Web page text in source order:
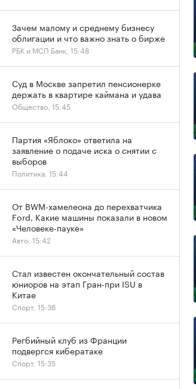
Зачем малому и среднему бизнесу
облигации и что важно знать о бирже
РБК и МСП Банк, 15:48
Суд в Москве запретил пенсионерке
держать в квартире каймана и удава
Общество, 15:45
Партия «Яблоко» ответила на
заявление о подаче иска о снятии с
выборов
Политика, 15:44
От BWM-хамелеона до перехватчика
Ford. Какие машины показали в новом
«Человеке-пауке»
Авто, 15:42
Стал известен окончательный состав
юниоров на этап Гран-при ISU в
Китае
Спорт, 15:36
Регбийный клуб из Франции
подвергся кибератаке
Спорт, 15:35